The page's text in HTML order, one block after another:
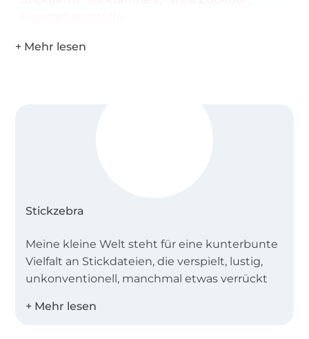
Stickzebra
Meine kleine Welt steht für eine kunterbunte
Vielfalt an Stickdateien, die verspielt, lustig,
unkonventionell, manchmal etwas verrückt
wunderschöne Dinge zaubern kannst.